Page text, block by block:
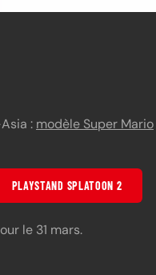
: modèle Super Mario
PLAYSTAND SPLATOON 2
le 31 mars.